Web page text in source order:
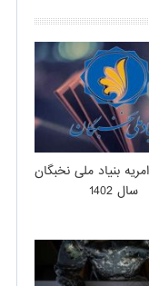
بنیاد ملی نخبگان
سال 1402